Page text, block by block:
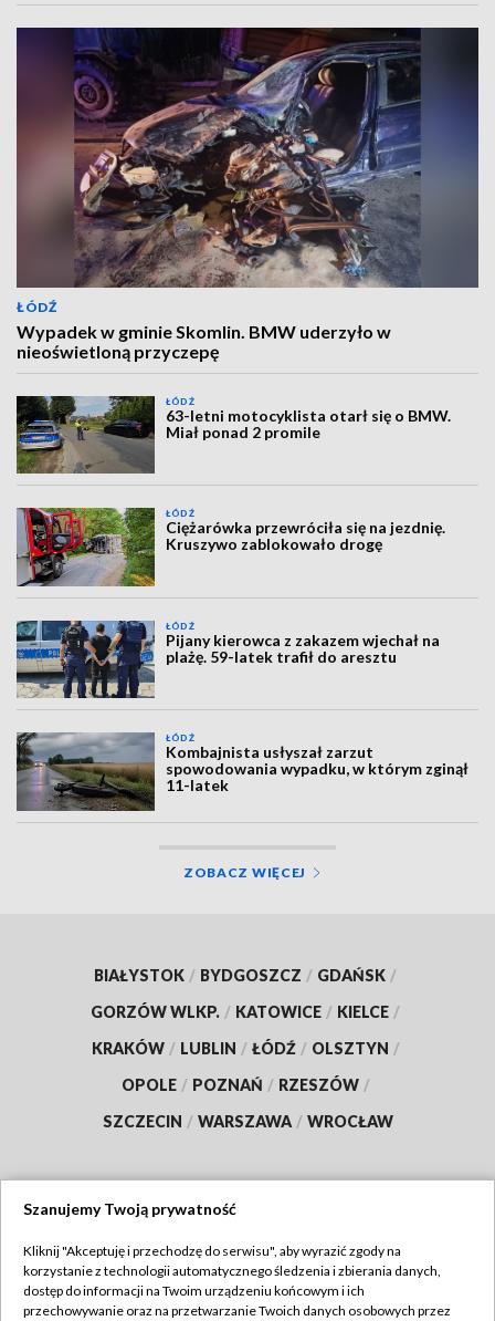
ŁÓDŹ
Wypadek w gminie Skomlin. BMW uderzyło w
nieoświetloną przyczepę
ŁÓDŹ
63-letni motocyklista otarł się o BMW.
Miał ponad 2 promile
ŁÓDŹ
Ciężarówka przewróciła się na jezdnię.
Kruszywo zablokowało drogę
ŁÓDŹ
Pijany kierowca z zakazem wjechał na
plażę. 59-latek trafił do aresztu
ŁÓDŹ
Kombajnista usłyszał zarzut
spowodowania wypadku, w którym zginął
11-latek
ZOBACZ WIĘCEJ
BIAŁYSTOK / BYDGOSZCZ / GDAŃSK /
GORZÓW WLKP. / KATOWICE / KIELCE /
KRAKÓW / LUBLIN / ŁÓDŹ / OLSZTYN /
OPOLE / POZNAŃ / RZESZÓW /
SZCZECIN / WARSZAWA / WROCŁAW
TVP
Abonament TVP
Szanujemy Twoją prywatność
Kliknij "Akceptuję i przechodzę do serwisu", aby wyrazić zgody na
korzystanie z technologii automatycznego śledzenia i zbierania danych,
dostęp do informacji na Twoim urządzeniu końcowym i ich
przechowywanie oraz na przetwarzanie Twoich danych osobowych przez